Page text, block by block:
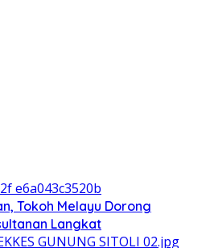
Tokoh Melayu Dorong
Langkat